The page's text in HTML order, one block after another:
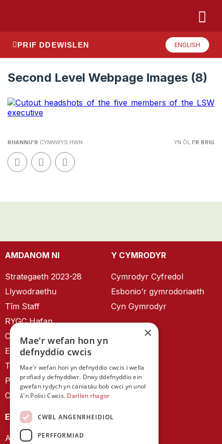
PRIF DDEWISLEN ENGLISH
Second Level Webpage Images (8)
RHANNU'R CYNNWYS HWN YN ÔL I'R BRIG
AMDANOM NI
Strategaeth 2023-28
Llywodraethu
Tîm Staff
RYGC Hafan
Canllawiau brandio
Ein Hanes
Telerau ac Amodau
Polisi Preifatrwydd
Cysylltu â ni
Y CYMRODYR
Cymrodyr Cyfredol
Esbonio’r gymrodoriaeth
Cyn Gymrodyr
EIN CYHOEDDIADAU
Astudiaethau Cymreig
×
Mae'r wefan hon yn
defnyddio cwcis
Mae'r wefan hon yn defnyddio cwcis i wella
profiad y defnyddiwr. Drwy ddefnyddio ein
gwefan rydych yn caniatáu bob cwci yn unol
â'n Polisi Cwcis. Darllen rhagor
CWBL ANGENRHEIDIOL
PERFFORMIAD